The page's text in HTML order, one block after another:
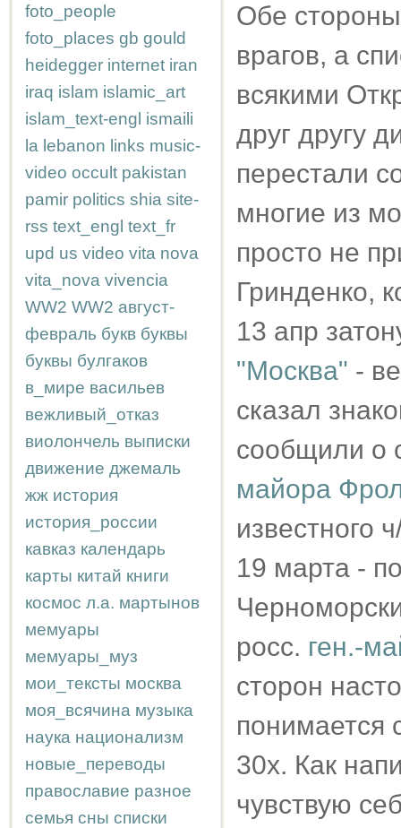
foto_people
foto_places gb gould
heidegger internet iran
iraq islam islamic_art
islam_text-engl ismaili
la lebanon links music-
video occult pakistan
pamir politics shia site-
rss text_engl text_fr
upd us video vita nova
vita_nova vivencia
WW2 WW2 август-
февраль букв буквы
буквы булгаков
в_мире васильев
вежливый_отказ
виолончель выписки
движение джемаль
жж история
история_россии
кавказ календарь
карты китай книги
космос л.а. мартынов
мемуары
мемуары_муз
мои_тексты москва
моя_всячина музыка
наука национализм
новые_переводы
православие разное
семья сны списки
Обе
врагов, а
всякими
друг другу
перестали
многие из
просто не
Гринденко,
13 апр
"Москва" -
сказал
сообщили о
майора
известного
19 марта -
росс. ген.-
сторон
понимается
30х. Как
чувствую